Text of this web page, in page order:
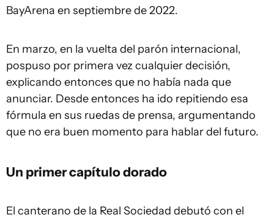
BayArena en septiembre de 2022.
En marzo, en la vuelta del parón internacional,
pospuso por primera vez cualquier decisión,
explicando entonces que no había nada que
anunciar. Desde entonces ha ido repitiendo esa
fórmula en sus ruedas de prensa, argumentando
que no era buen momento para hablar del futuro.
Un primer capítulo dorado
El canterano de la Real Sociedad debutó con el